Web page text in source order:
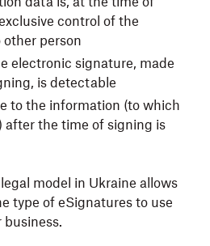
control of the
other person
electronic signature, made
is detectable
to the information (to which
after the time of signing is
model in Ukraine allows
type of eSignatures to use